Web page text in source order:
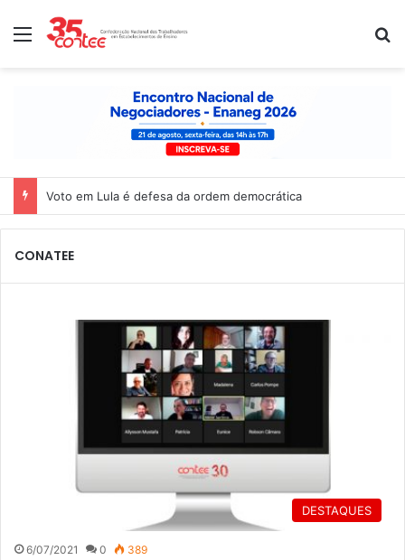
Menu
CONATEE
DESTAQUES
6/07/2021 0 389